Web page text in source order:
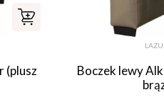
(plusz
Boczek lewy